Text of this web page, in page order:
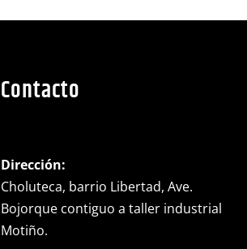
Contacto
Dirección:
Choluteca, barrio Libertad, Ave.
Bojorque contiguo a taller industrial
Motiño.